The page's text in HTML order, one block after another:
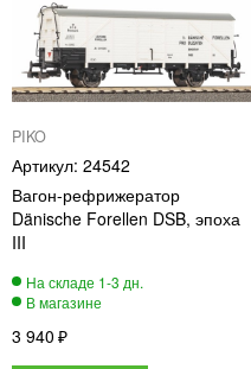
PIKO
24542
Вагон-рефрижератор
Dänische Forellen DSB, эпоха
III
3 940